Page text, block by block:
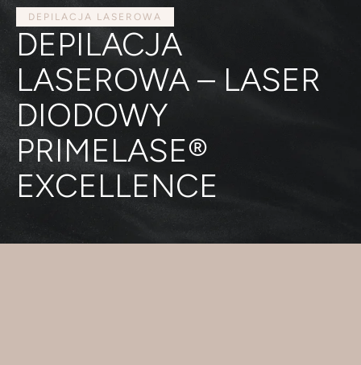
DEPILACJA LASEROWA
DEPILACJA
LASEROWA – LASER
DIODOWY
PRIMELASE®
EXCELLENCE